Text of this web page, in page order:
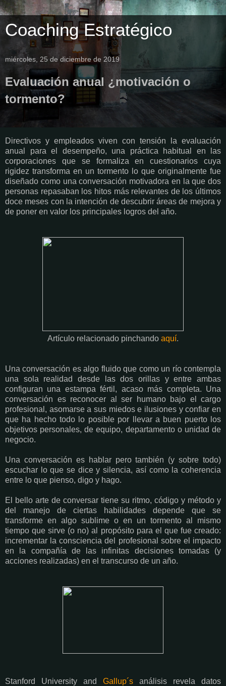
Coaching Estratégico
miércoles, 25 de diciembre de 2019
Evaluación anual ¿motivación o
tormento?
Directivos y empleados viven con tensión la evaluación
anual para el desempeño, una práctica habitual en las
corporaciones que se formaliza en cuestionarios cuya
rigidez transforma en un tormento lo que originalmente fue
diseñado como una conversación motivadora en la que dos
personas repasaban los hitos más relevantes de los últimos
doce meses con la intención de descubrir áreas de mejora y
de poner en valor los principales logros del año.
Artículo relacionado pinchando aquí.
Una conversación es algo fluido que como un río contempla
una sola realidad desde las dos orillas y entre ambas
configuran una estampa fértil, acaso más completa. Una
conversación es reconocer al ser humano bajo el cargo
profesional, asomarse a sus miedos e ilusiones y confiar en
que ha hecho todo lo posible por llevar a buen puerto los
objetivos personales, de equipo, departamento o unidad de
negocio.
Una conversación es hablar pero también (y sobre todo)
escuchar lo que se dice y silencia, así como la coherencia
entre lo que pienso, digo y hago.
El bello arte de conversar tiene su ritmo, código y método y
del manejo de ciertas habilidades depende que se
transforme en algo sublime o en un tormento al mismo
tiempo que sirve (o no) al propósito para el que fue creado:
incrementar la consciencia del profesional sobre el impacto
en la compañía de las infinitas decisiones tomadas (y
acciones realizadas) en el transcurso de un año.
Stanford University and Gallup´s análisis revela datos